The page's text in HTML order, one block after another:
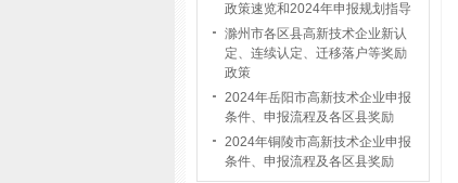
政策速览和2024年申报规划指导
滁州市各区县高新技术企业新认
定、连续认定、迁移落户等奖励
政策
2024年岳阳市高新技术企业申报
条件、申报流程及各区县奖励
2024年铜陵市高新技术企业申报
条件、申报流程及各区县奖励